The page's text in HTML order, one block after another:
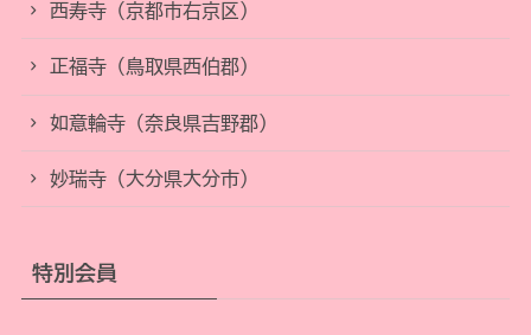
西寿寺（京都市右京区）
正福寺（鳥取県西伯郡）
如意輪寺（奈良県吉野郡）
妙瑞寺（大分県大分市）
特別会員